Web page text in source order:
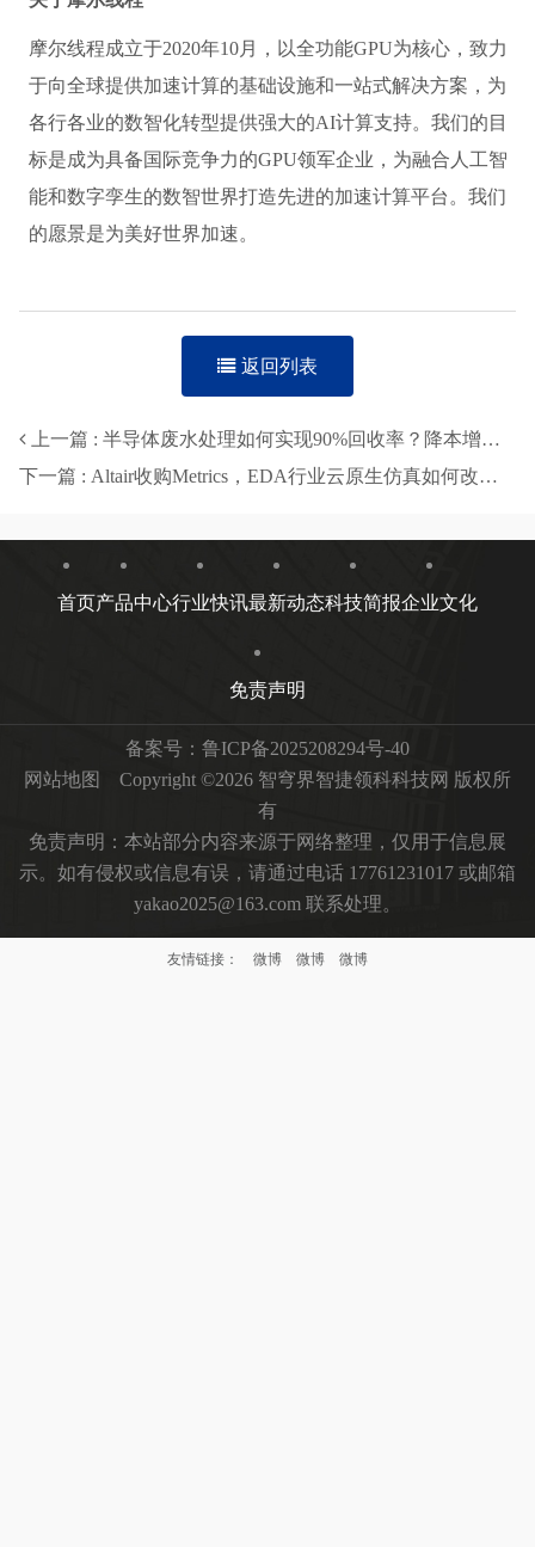
摩尔线程成立于2020年10月，以全功能GPU为核心，致力
于向全球提供加速计算的基础设施和一站式解决方案，为
各行各业的数智化转型提供强大的AI计算支持。我们的目
标是成为具备国际竞争力的GPU领军企业，为融合人工智
能和数字孪生的数智世界打造先进的加速计算平台。我们
的愿景是为美好世界加速。
返回列表
上一篇 : 半导体废水处理如何实现90%回收率？降本增效与水资源保护新方案
下一篇 : Altair收购Metrics，EDA行业云原生仿真如何改写设计规则
首页产品中心行业快讯最新动态科技简报企业文化
免责声明
备案号： 鲁ICP备2025208294号-40
网站地图
Copyright ©2026 智穹界智捷领科科技网 版权所
有
免责声明：本站部分内容来源于网络整理，仅用于信息展
示。如有侵权或信息有误，请通过电话 17761231017 或邮箱
yakao2025@163.com 联系处理。
友情链接： 微博 微博 微博